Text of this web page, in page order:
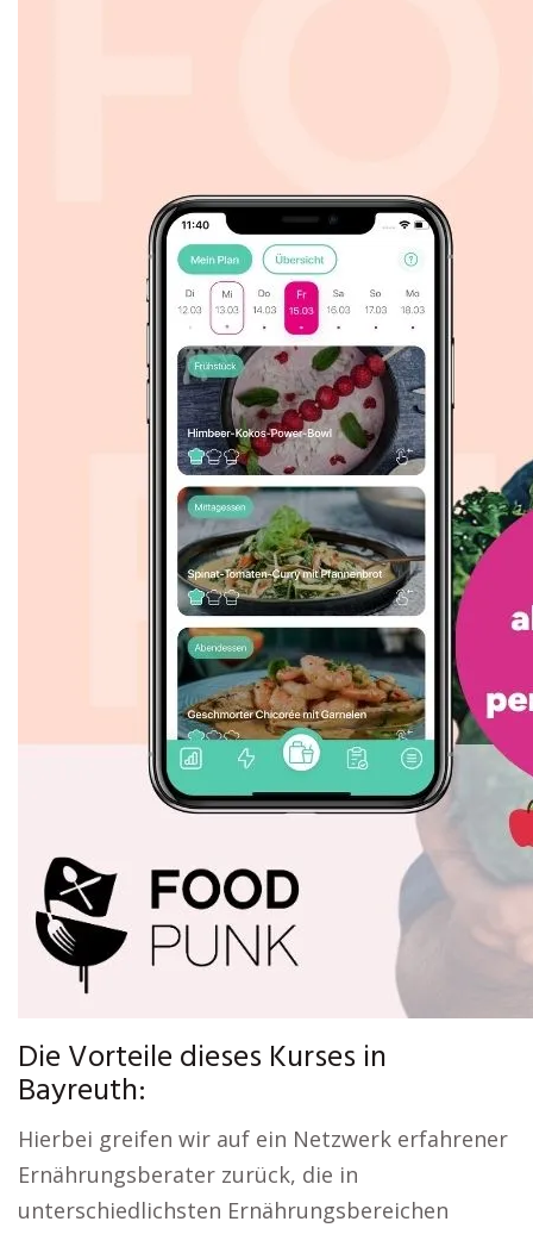
Die Vorteile dieses Kurses in
Bayreuth:
Hierbei greifen wir auf ein Netzwerk erfahrener
Ernährungsberater zurück, die in
unterschiedlichsten Ernährungsbereichen